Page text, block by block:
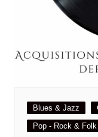
Blues & Jazz
Pop - Rock & Folk